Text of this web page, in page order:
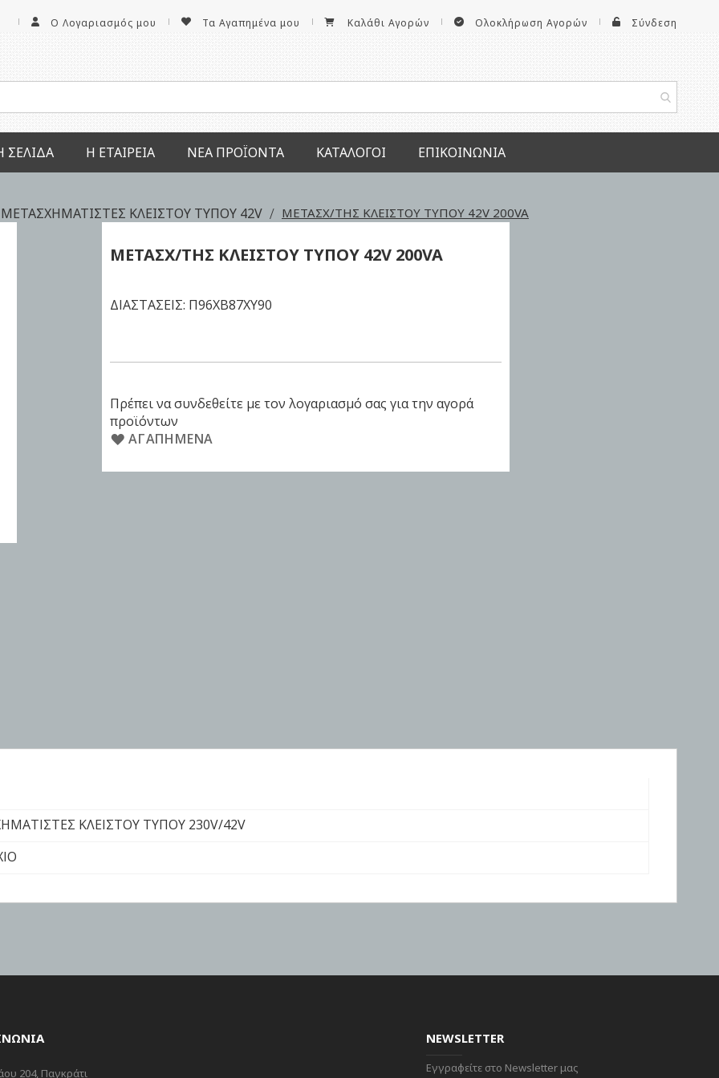
Ο Λογαριασμός μου Τα Αγαπημένα μου Καλάθι Αγορών Ολοκλήρωση Αγορών Σύνδεση
ΣΕΛΊΔΑ Η ΕΤΑΙΡΕΊΑ ΝΕΑ ΠΡΟΪΌΝΤΑ ΚΑΤΆΛΟΓΟΙ ΕΠΙΚΟΙΝΩΝΊΑ
ΜΕΤΑΣΧΗΜΑΤΙΣΤΕΣ ΚΛΕΙΣΤΟΥ ΤΥΠΟΥ 42V ΜΕΤΑΣΧ/ΤΗΣ ΚΛΕΙΣΤΟΥ ΤΥΠΟΥ 42V 200VA
ΜΕΤΑΣΧ/ΤΗΣ ΚΛΕΙΣΤΟΥ ΤΥΠΟΥ 42V 200VA
ΔΙΑΣΤΑΣΕΙΣ: Π96XΒ87XΥ90
Πρέπει να συνδεθείτε με τον λογαριασμό σας για την αγορά
προϊόντων
ΑΓΑΠΗΜΈΝΑ
ΚΛΕΙΣΤΟΥ ΤΥΠΟΥ 230V/42V
204, Παγκράτι
NEWSLETTER
Εγγραφείτε στο Newsletter μας